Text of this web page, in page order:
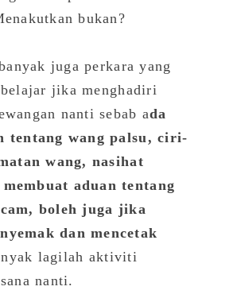
bukan?
juga perkara yang
jika menghadiri
nanti sebab ada
tentang wang palsu, ciri-
wang, nasihat
aduan tentang
boleh juga jika
dan mencetak
lagilah aktiviti
nanti.